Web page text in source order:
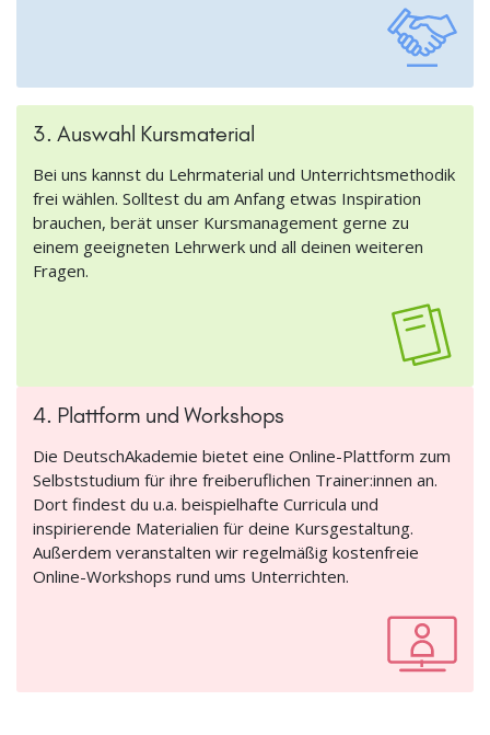
3. Auswahl Kursmaterial
Bei uns kannst du Lehrmaterial und Unterrichtsmethodik
frei wählen. Solltest du am Anfang etwas Inspiration
brauchen, berät unser Kursmanagement gerne zu
einem geeigneten Lehrwerk und all deinen weiteren
Fragen.
4. Plattform und Workshops
Die DeutschAkademie bietet eine Online-Plattform zum
Selbststudium für ihre freiberuflichen Trainer:innen an.
Dort findest du u.a. beispielhafte Curricula und
inspirierende Materialien für deine Kursgestaltung.
Außerdem veranstalten wir regelmäßig kostenfreie
Online-Workshops rund ums Unterrichten.